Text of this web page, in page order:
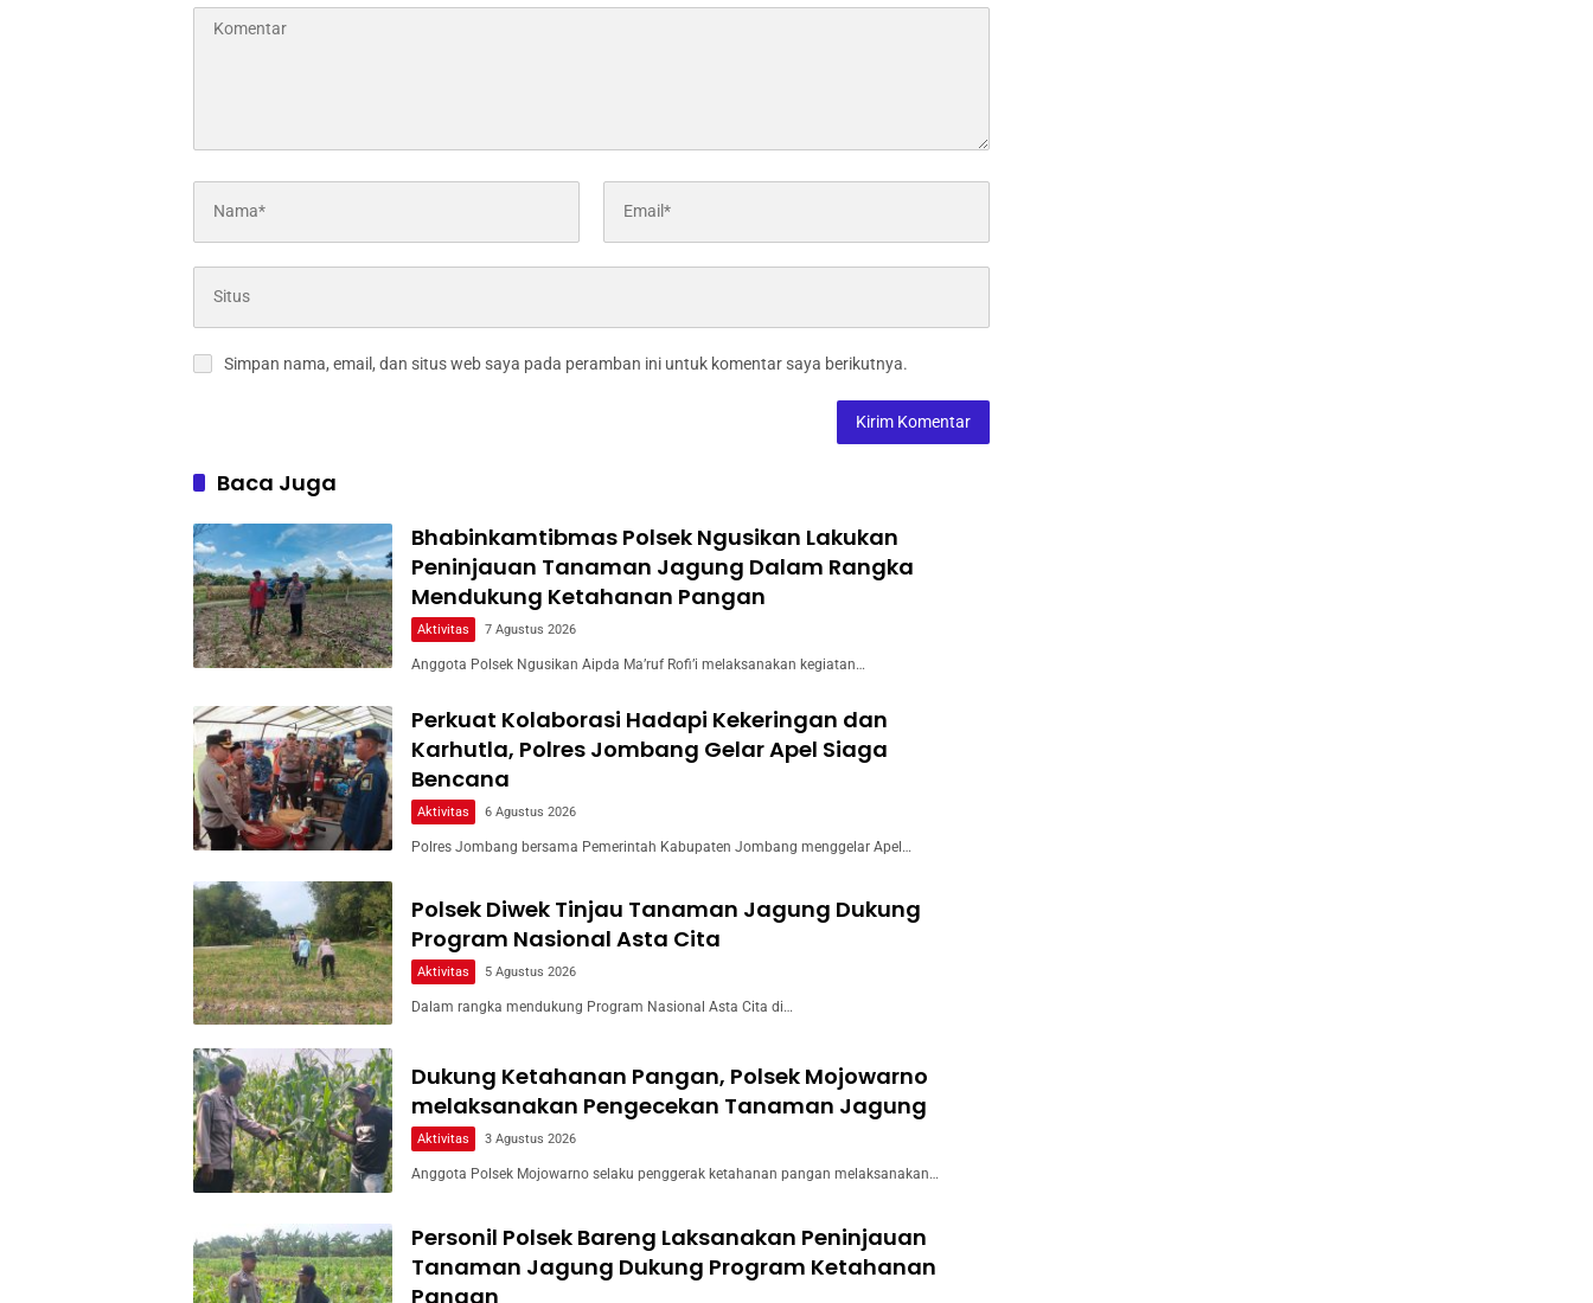
Simpan nama, email, dan situs web saya pada peramban ini untuk komentar saya berikutnya.
Baca Juga
Bhabinkamtibmas Polsek Ngusikan Lakukan
Peninjauan Tanaman Jagung Dalam Rangka
Mendukung Ketahanan Pangan
Aktivitas 7 Agustus 2026
Anggota Polsek Ngusikan Aipda Ma’ruf Rofi’i melaksanakan kegiatan…
Perkuat Kolaborasi Hadapi Kekeringan dan
Karhutla, Polres Jombang Gelar Apel Siaga
Bencana
Aktivitas 6 Agustus 2026
Polres Jombang bersama Pemerintah Kabupaten Jombang menggelar Apel…
Polsek Diwek Tinjau Tanaman Jagung Dukung
Program Nasional Asta Cita
Aktivitas 5 Agustus 2026
Dalam rangka mendukung Program Nasional Asta Cita di…
Dukung Ketahanan Pangan, Polsek Mojowarno
melaksanakan Pengecekan Tanaman Jagung
Aktivitas 3 Agustus 2026
Anggota Polsek Mojowarno selaku penggerak ketahanan pangan melaksanakan…
Personil Polsek Bareng Laksanakan Peninjauan
Tanaman Jagung Dukung Program Ketahanan
Pangan